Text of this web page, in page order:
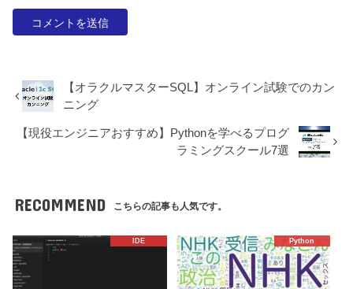
【オラクルマスターSQL】オンライン試験でのカン
ニング
【現役エンジニアおすすめ】Pythonを学べるプログ
ラミングスクール7選
RECOMMEND こちらの記事も人気です。
IDE Python